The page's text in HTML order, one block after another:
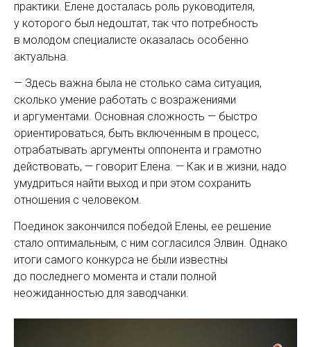
практики. Елене досталась роль руководителя,
у которого был недоштат, так что потребность
в молодом специалисте оказалась особенно
актуальна.
— Здесь важна была не столько сама ситуация,
сколько умение работать с возражениями
и аргументами. Основная сложность — ​быстро
ориентироваться, быть включенным в процесс,
отрабатывать аргументы оппонента и грамотно
действовать, — ​говорит Елена. — ​Как и в жизни, надо
умудриться найти выход и при этом сохранить
отношения с человеком.
Поединок закончился победой Елены, ее решение
стало оптимальным, с ним согласился Элвин. Однако
итоги самого конкурса не были известны
до последнего момента и стали полной
неожиданностью для заводчанки.